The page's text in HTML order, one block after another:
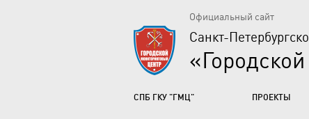
Официальный сайт
Санкт-
СПБ ГКУ "ГМЦ" ПРОЕКТЫ